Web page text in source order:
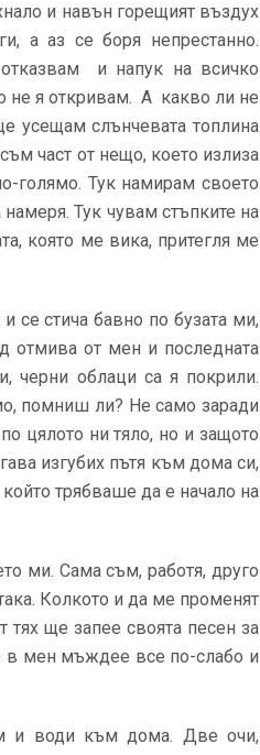
и навън горещият въздух
а аз се боря непрестанно.
и напук на всичко
не я откривам. А какво ли не
усещам слънчевата топлина
част от нещо, което излиза
голямо. Тук намирам своето
Тук чувам стъпките на
която ме вика, притегля ме
се стича бавно по бузата ми,
отмива от мен и последната
черни облаци са я покрили.
помниш ли? Не само заради
цялото ни тяло, но и защото
изгубих пътя към дома си,
трябваше да е начало на
ми. Сама съм, работя, друго
Колкото и да ме променят
ще запее своята песен за
в мен мъждее все по-слабо и
и води към дома. Две очи,